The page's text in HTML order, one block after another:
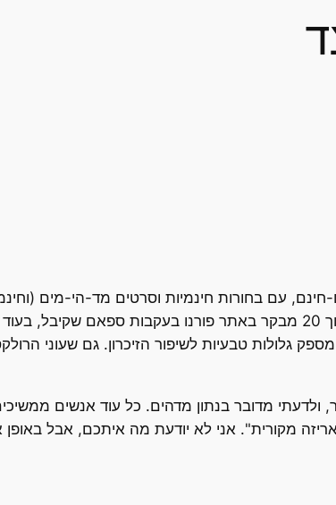
עם בחורות חינמיות וסרטים מד-הי-מים
, חברה המפלטרת דברי דואר אלקטרוני, ציינה כי אחד מתוך 20 מבקר באתר פורנו בעקבות ספאם
מספק גלולות טבעיות לשיפור הזיכרון. גם שעוני
מדובר בנתון מדהים. כל עוד אנשים
מקורית". אני לא יודעת מה איתכם, אבל באופן